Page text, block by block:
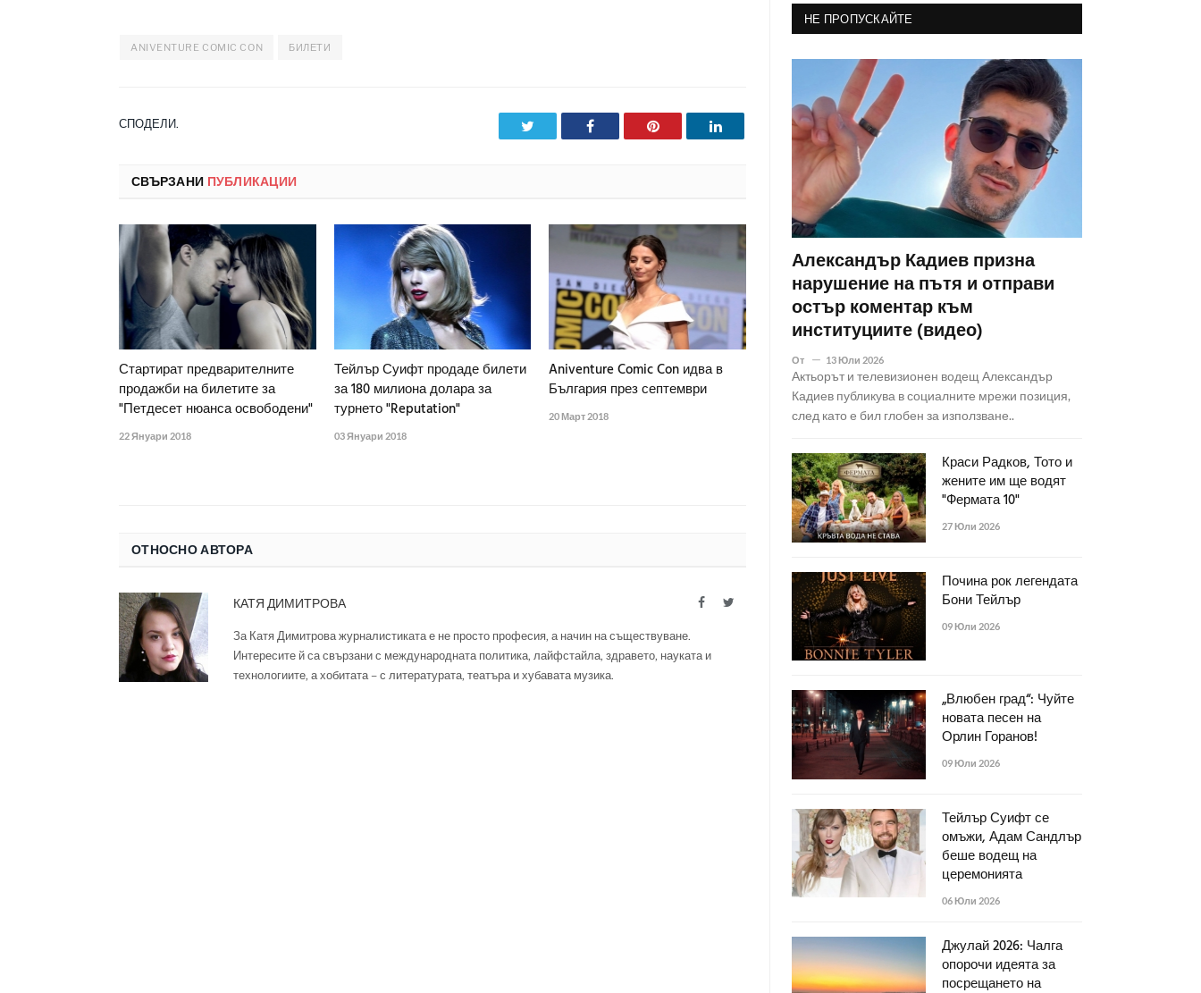
ANIVENTURE COMIC CON БИЛЕТИ
СПОДЕЛИ. Facebook Pinterest LinkedIn
СВЪРЗАНИ ПУБЛИКАЦИИ
Стартират предварителните
продажби на билетите за
"Петдесет нюанса освободени"
22 Януари 2018
Тейлър Суифт продаде билети
за 180 милиона долара за
турнето "Reputation"
03 Януари 2018
Aniventure Comic Con идва в
България през септември
20 Март 2018
ОТНОСНО АВТОРА
КАТЯ ДИМИТРОВА FacebookTwitter
За Катя Димитрова журналистиката е не просто професия, а начин на съществуване.
Интересите й са свързани с международната политика, лайфстайла, здравето, науката и
технологиите, а хобитата – с литературата, театъра и хубавата музика.
НЕ ПРОПУСКАЙТЕ
Александър Кадиев призна
нарушение на пътя и отправи
остър коментар към
институциите (видео)
От 13 Юли 2026
Актьорът и телевизионен водещ Александър
Кадиев публикува в социалните мрежи позиция,
след като е бил глобен за използване..
Краси Радков, Тото и
жените им ще водят
"Фермата 10"
27 Юли 2026
Почина рок легендата
Бони Тейлър
09 Юли 2026
„Влюбен град“: Чуйте
новата песен на
Орлин Горанов!
09 Юли 2026
Тейлър Суифт се
омъжи, Адам Сандлър
беше водещ на
церемонията
06 Юли 2026
Джулай 2026: Чалга
опорочи идеята за
посрещането на